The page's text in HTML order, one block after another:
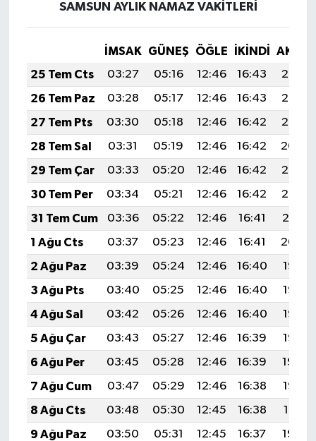
SAMSUN AYLIK NAMAZ VAKITLERI
İMSAK GÜNEŞ ÖĞLE İKINDI
25 Tem Cts
03:27 05:16 12:46 16:43
20:07
26 Tem Paz
03:28 05:17 12:46 16:43
20:06
27 Tem Pts
03:30 05:18 12:46 16:42
20:05
28 Tem Sal
03:31 05:19 12:46 16:42
20:04
29 Tem Çar
03:33 05:20 12:46 16:42
20:03
30 Tem Per
03:34 05:21 12:46 16:42
20:02
31 Tem Cum
03:36 05:22 12:46 16:41
20:01
1 Ağu Cts
03:37 05:23 12:46 16:41
20:00
2 Ağu Paz
03:39 05:24 12:46 16:40
19:58
3 Ağu Pts
03:40 05:25 12:46 16:40
19:57
4 Ağu Sal
03:42 05:26 12:46 16:40
19:56
5 Ağu Çar
03:43 05:27 12:46 16:39
19:55
6 Ağu Per
03:45 05:28 12:46 16:39
19:54
7 Ağu Cum
03:47 05:29 12:46 16:38
19:53
8 Ağu Cts
03:48 05:30 12:45 16:38
19:51
9 Ağu Paz
03:50 05:31 12:45 16:37
19:50